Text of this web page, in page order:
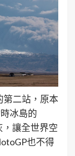
第二站，原本
冰島的
，讓全世界空
也不得